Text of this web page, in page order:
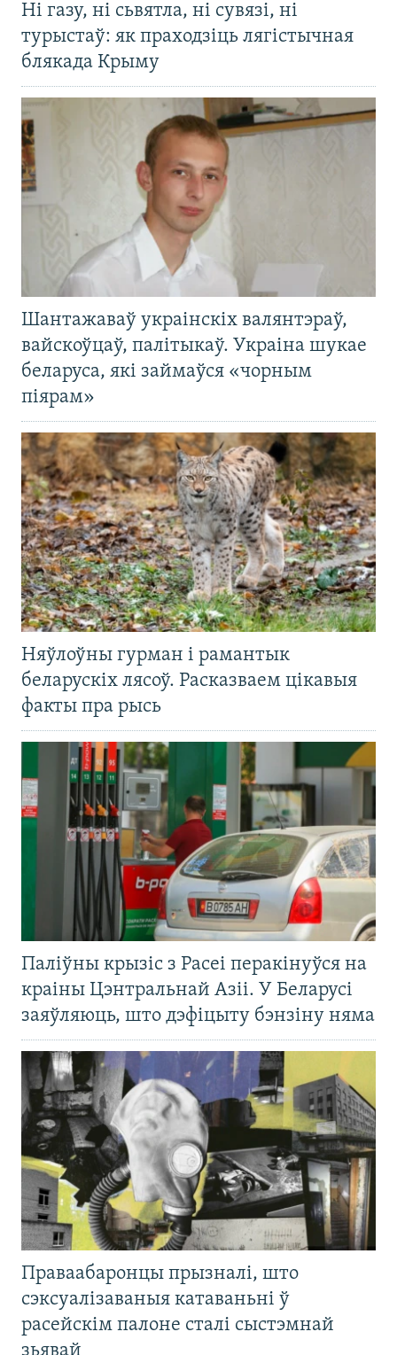
Ні газу, ні сьвятла, ні сувязі, ні
турыстаў: як праходзіць лягістычная
блякада Крыму
Шантажаваў украінскіх валянтэраў,
вайскоўцаў, палітыкаў. Украіна шукае
беларуса, які займаўся «чорным
піярам»
Няўлоўны гурман і рамантык
беларускіх лясоў. Расказваем цікавыя
факты пра рысь
Паліўны крызіс з Расеі перакінуўся на
краіны Цэнтральнай Азіі. У Беларусі
заяўляюць, што дэфіцыту бэнзіну няма
Праваабаронцы прызналі, што
сэксуалізаваныя катаваньні ў
расейскім палоне сталі сыстэмнай